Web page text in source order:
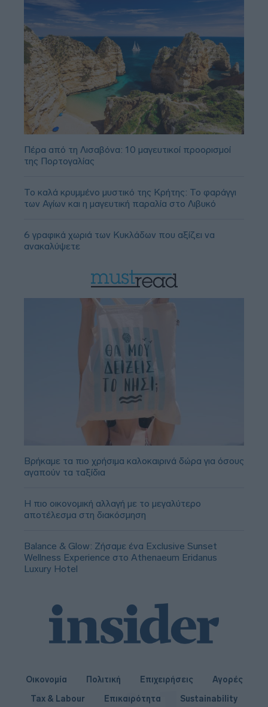
Πέρα από τη Λισαβόνα: 10 μαγευτικοί προορισμοί
της Πορτογαλίας
Το καλά κρυμμένο μυστικό της Κρήτης: Το φαράγγι
των Αγίων και η μαγευτική παραλία στο Λιβυκό
6 γραφικά χωριά των Κυκλάδων που αξίζει να
ανακαλύψετε
Βρήκαμε τα πιο χρήσιμα καλοκαιρινά δώρα για όσους
αγαπούν τα ταξίδια
Η πιο οικονομική αλλαγή με το μεγαλύτερο
αποτέλεσμα στη διακόσμηση
Balance & Glow: Ζήσαμε ένα Exclusive Sunset
Wellness Experience στο Athenaeum Eridanus
Luxury Hotel
Οικονομία Πολιτική Επιχειρήσεις
Αγορές
Tax & Labour
Επικαιρότητα Sustainability